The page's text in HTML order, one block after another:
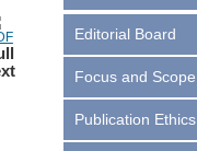
Login
Editorial Board
Focus and Scope
Publication Ethics